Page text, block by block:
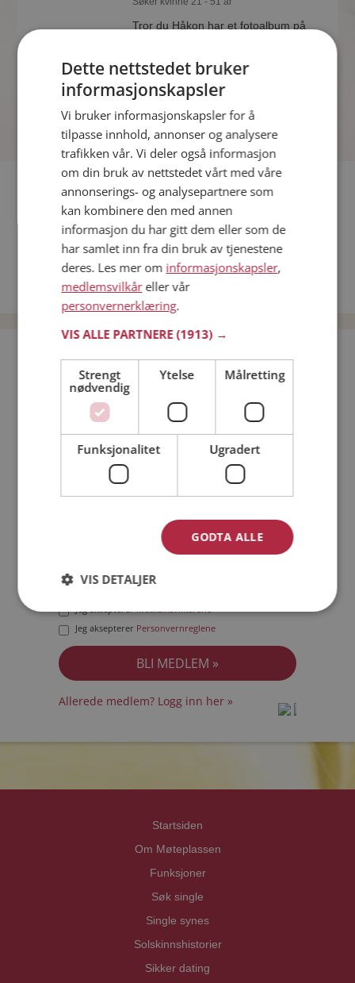
Tror du Håkon har et fotoalbum på
spennende bilder på sidene.
Fler single
Flere singlemenn fra Trondheim :Bjørn,Stian,Tore
Kvinner fra Trondheim
Date kvinner i Norge
Date menn i Norge
Bli medlem gratis!
Jeg er en: Mann Kvinne
Min alder:
Jeg akseptererMedlemsvilkårene
Jeg aksepterer Personvernreglene
Allerede medlem? Logg inn her »
Startsiden
Om Møteplassen
Funksjoner
Søk single
Single synes
Solskinnshistorier
Sikker dating
Dette nettstedet bruker
informasjonskapsler
Vi bruker informasjonskapsler for å
tilpasse innhold, annonser og analysere
trafikken vår. Vi deler også informasjon
om din bruk av nettstedet vårt med våre
annonserings- og analysepartnere som
kan kombinere den med annen
informasjon du har gitt dem eller som de
har samlet inn fra din bruk av tjenestene
deres. Les mer om informasjonskapsler,
medlemsvilkåreller vår
personvernerklæring.
VIS ALLE PARTNERE(1913) →
Strengt
nødvendig
Ytelse Målretting
Funksjonalitet Ugradert
GODTA ALLE
VIS DETALJER